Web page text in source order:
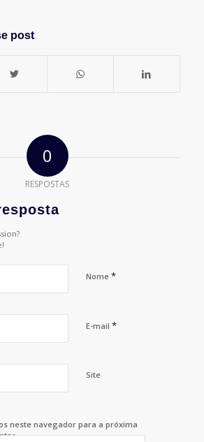
post
0
RESPOSTAS
Nome *
E-mail *
Site
neste navegador para a próxima